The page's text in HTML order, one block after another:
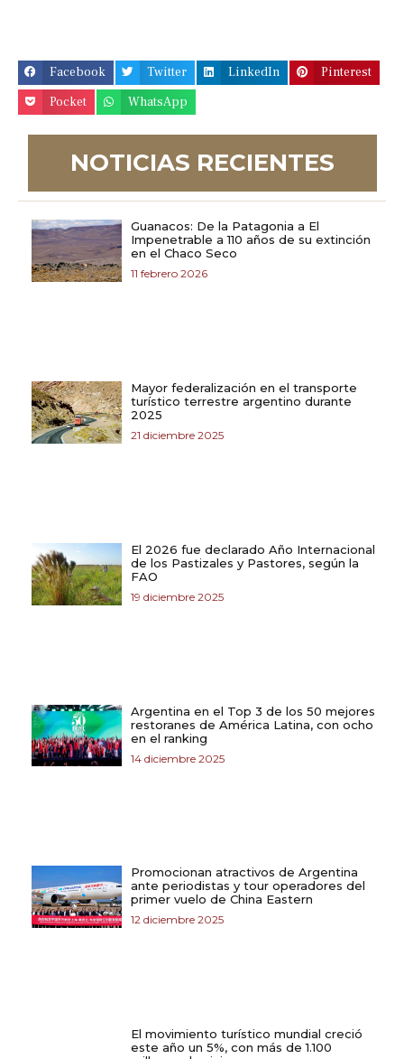
Facebook Twitter LinkedIn
Pinterest
Pocket
WhatsApp
NOTICIAS RECIENTES
Guanacos: De la Patagonia a El
Impenetrable a 110 años de su extinción
en el Chaco Seco
11 febrero 2026
Mayor federalización en el transporte
turístico terrestre argentino durante
2025
21 diciembre 2025
El 2026 fue declarado Año Internacional
de los Pastizales y Pastores, según la
FAO
19 diciembre 2025
Argentina en el Top 3 de los 50 mejores
restoranes de América Latina, con ocho
en el ranking
14 diciembre 2025
Promocionan atractivos de Argentina
ante periodistas y tour operadores del
primer vuelo de China Eastern
12 diciembre 2025
El movimiento turístico mundial creció
este año un 5%, con más de 1.100